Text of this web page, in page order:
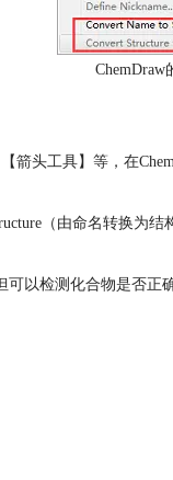
箭头工具】等，在
（由命名转换为
以检测化合物是否